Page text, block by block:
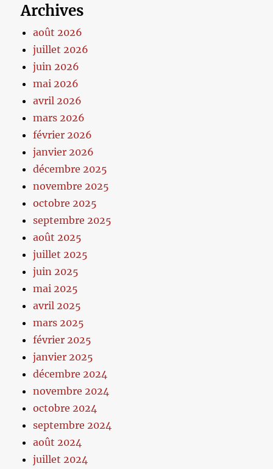
Archives
août 2026
juillet 2026
juin 2026
mai 2026
avril 2026
mars 2026
février 2026
janvier 2026
décembre 2025
novembre 2025
octobre 2025
septembre 2025
août 2025
juillet 2025
juin 2025
mai 2025
avril 2025
mars 2025
février 2025
janvier 2025
décembre 2024
novembre 2024
octobre 2024
septembre 2024
août 2024
juillet 2024